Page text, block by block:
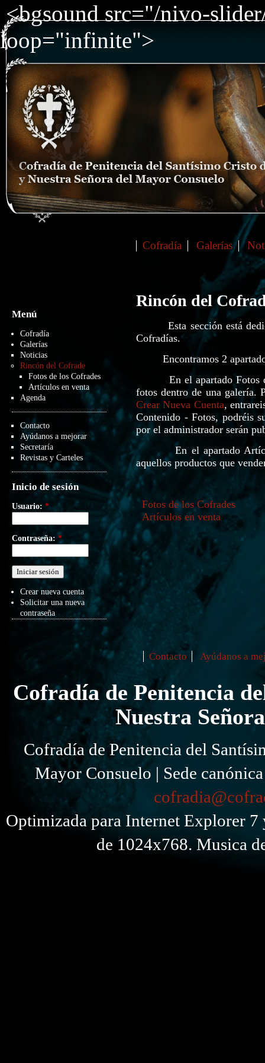
<bgsound src="/nivo-
loop="infinite">
Rincón del
Esta sección está
Cofradías.
Encontramos 2
En el apartado Fotos de
fotos dentro de una galería.
Crear Nueva Cuenta,
Contenido - Fotos, podréis
por el administrador serán
En el apartado Artículos
aquellos productos que
Fotos de los Cofrades
Artículos en venta
Cofradía Galerías
Menú
Cofradía
Galerías
Noticias
Rincón del Cofrade
Fotos de los Cofrades
Artículos en venta
Agenda
Contacto
Ayúdanos a mejorar
Secretaría
Revistas y Carteles
Inicio de sesión
Usuario: *
Contraseña: *
Crear nueva cuenta
Solicitar una nueva
contraseña
Secondary menu
Contacto Ayúdanos a
Cofradía de Penitencia
Nuestra
Cofradía de Penitencia del
Mayor Consuelo | Sede
Optimizada para Internet Explorer
de 1024x768. Musica